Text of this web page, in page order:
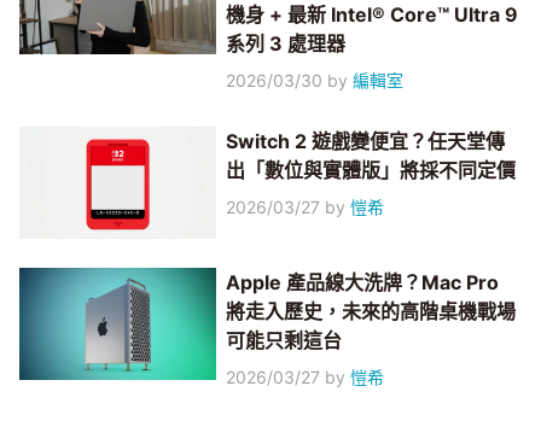
機身 + 最新 Intel® Core™ Ultra 9
系列 3 處理器
2026/03/30 by編輯室
Switch 2 遊戲變便宜？任天堂傳
出「數位與實體版」將採不同定價
2026/03/27 by愷希
Apple 產品線大洗牌？Mac Pro
將走入歷史，未來的高階桌機戰場
可能只剩這台
2026/03/27 by愷希